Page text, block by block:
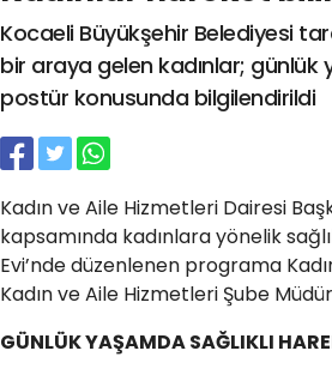
Kocaeli Büyükşehir Belediyesi
bir araya gelen kadınlar; günlük
postür konusunda bilgilendirildi
Kadın ve Aile Hizmetleri Dairesi
kapsamında kadınlara yönelik
Evi’nde düzenlenen programa
Kadın ve Aile Hizmetleri Şube
GÜNLÜK YAŞAMDA SAĞLIKLI